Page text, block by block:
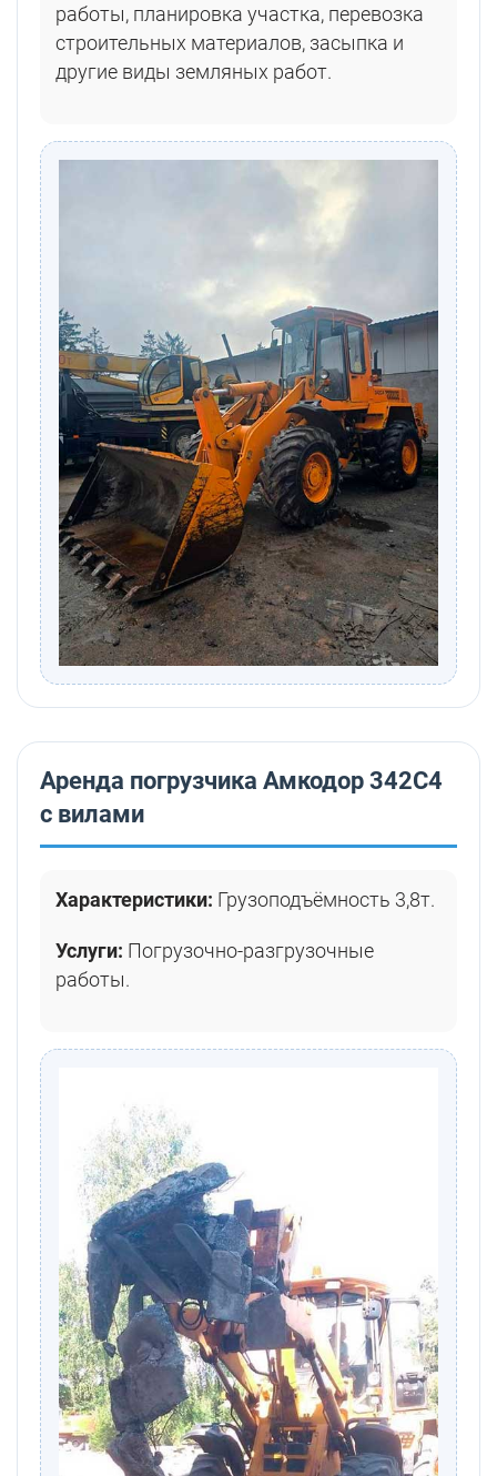
работы, планировка участка, перевозка
строительных материалов, засыпка и
другие виды земляных работ.
Аренда погрузчика Амкодор 342C4
с вилами
Характеристики: Грузоподъёмность 3,8т.
Услуги: Погрузочно-разгрузочные
работы.